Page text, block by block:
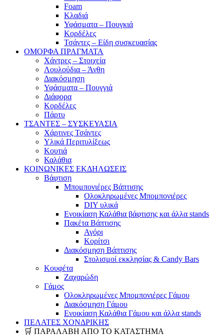
Foam
Κλαδιά
Υφάσματα – Πουγκιά
Κορδέλες
Τσάντες – Είδη συσκευασίας
ΟΜΟΡΦΑ ΠΡΑΓΜΑΤΑ
Χάντρες – Στοιχεία
Λουλούδια – Άνθη
Διακόσμηση
Υφάσματα – Πουγγιά
Διάφορα
Κορδέλες
Πάρτυ
ΤΣΑΝΤΕΣ – ΣΥΣΚΕΥΑΣΙΑ
Χάρτινες Τσάντες
Υλικά Περιτυλίξεως
Κουτιά
Καλάθια
ΚΟΙΝΩΝΙΚΕΣ ΕΚΔΗΛΩΣΕΙΣ
Βάφτιση
Μπομπονιέρες Βάπτισης
Ολοκληρωμένες Μπομπονιέρες
DIY υλικά
Ενοικίαση Καλάθια βάφτισης και άλλα stands
Πακέτα Βάπτισης
Αγόρι
Κορίτσι
Διακόσμηση Βάπτισης
Στολισμοί εκκλησίας & Candy Bars
Κουφέτα
Ζαχαρώδη
Γάμος
Ολοκληρωμένες Μπομπονιέρες Γάμου
Διακόσμηση Γάμου
Ενοικίαση Καλάθια Γάμου και άλλα stands
ΠΕΛΑΤΕΣ ΧΟΝΔΡΙΚΗΣ
🛒 ΠΑΡΑΛΑΒΗ ΑΠΟ ΤΟ ΚΑΤΑΣΤΗΜΑ